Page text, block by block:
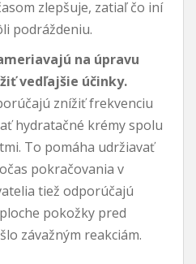
zlepšuje, zatiaľ čo iní
podráždeniu.
na úpravu
vedľajšie účinky.
znížiť frekvenciu
hydratačné krémy spolu
To pomáha udržiavať
pokračovania v
tiež odporúčajú
pokožky pred
závažným reakciám.